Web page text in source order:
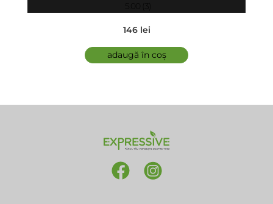
5.00 (3)
146 lei
adaugă în coș